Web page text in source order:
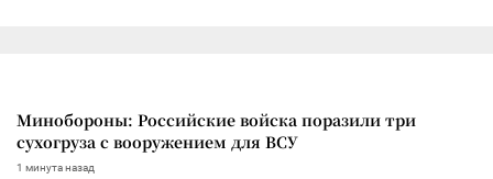
Минобороны: Российские войска поразили три
сухогруза с вооружением для ВСУ
1 минута назад